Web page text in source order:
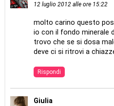
12 luglio 2012 alle ore 15:22
molto carino questo
io con il fondo minerale
trovo che se si dosa
deve ci si ritrovi a
Rispondi
Giulia